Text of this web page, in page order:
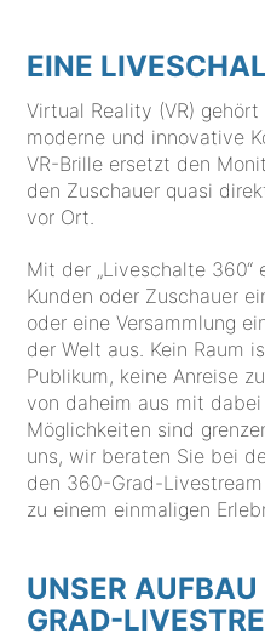
EINE
Virtual Reality (VR)
moderne und innovative
VR-Brille ersetzt den
den Zuschauer quasi
vor Ort.
Mit der „Liveschalte 360“
Kunden oder Zuschauer
oder eine Versammlung
der Welt aus. Kein Raum
Publikum, keine Anreise
von daheim aus mit
Möglichkeiten sind
uns, wir beraten Sie bei
den 360-Grad-
zu einem einmaligen
UNSER
GRAD-